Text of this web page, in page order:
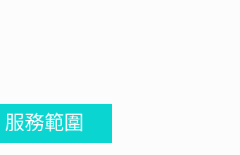
服務範圍